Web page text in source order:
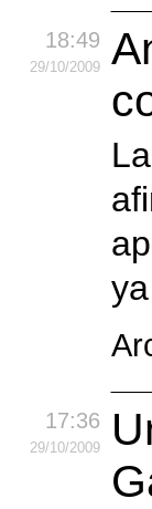
18:49
29/10/2009
17:36
29/10/2009